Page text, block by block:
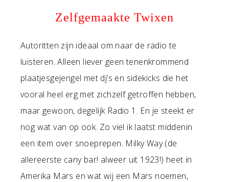
Zelfgemaakte Twixen
Autoritten zijn ideaal om naar de radio te
luisteren. Alleen liever geen tenenkrommend
plaatjesgejengel met dj’s en sidekicks die het
vooral heel erg met zichzelf getroffen hebben,
maar gewoon, degelijk Radio 1. En je steekt er
nog wat van op ook. Zo viel ik laatst middenin
een item over snoeprepen. Milky Way (de
allereerste cany bar! alweer uit 1923!) heet in
Amerika Mars en wat wij een Mars noemen,